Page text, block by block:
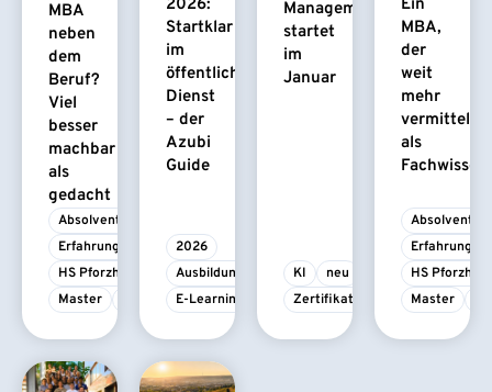
MBA
neben
dem
Beruf?
Viel
besser
machbar
als
gedacht
Absolvent/-in
Erfahrungsbericht
HS Pforzheim
Master
2026:
Startklar
im
öffentlichen
Dienst
– der
Azubi
Guide
2026
Ausbildung
E-Learning
Management
startet
im
Januar
KI
neu
Zertifikatskurs
Ein
MBA,
der
weit
mehr
vermittelt
als
Fachwissen
Absolvent/-
HS
Master